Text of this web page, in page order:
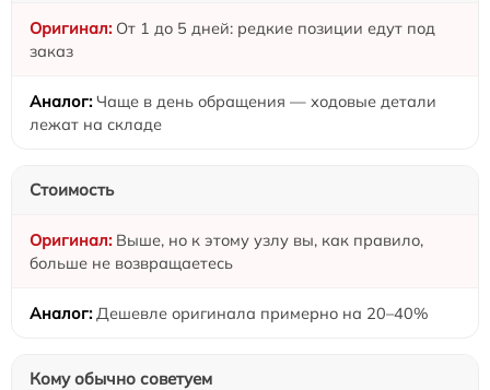
От 1 до 5 дней: редкие позиции едут под
заказ
Чаще в день обращения — ходовые детали
лежат на складе
Стоимость
Выше, но к этому узлу вы, как правило,
больше не возвращаетесь
Дешевле оригинала примерно на 20–40%
Кому обычно советуем